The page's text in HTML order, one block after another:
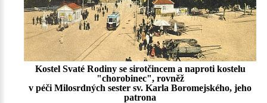
Kostel Svaté Rodiny se sirotčincem a naproti kostelu
"chorobinec", rovněž
v péči Milosrdných sester sv. Karla Boromejského, jeho
patrona